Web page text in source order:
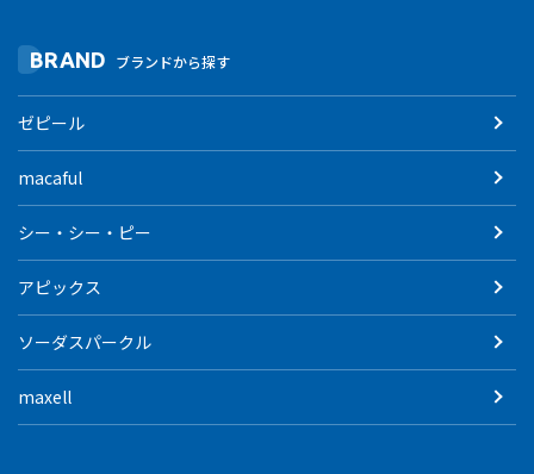
BRAND ブランドから探す
ゼピール
macaful
シー・シー・ピー
アピックス
ソーダスパークル
maxell